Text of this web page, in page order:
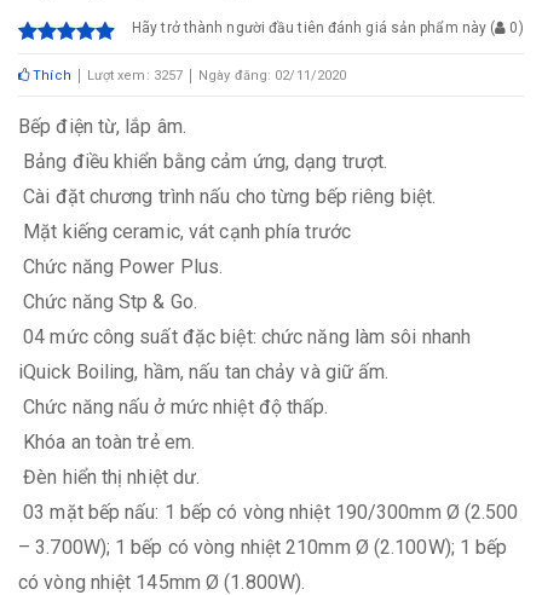
Hãy trở thành người đầu tiên đánh giá sản phẩm này ( 0)
Thích Lượt xem: 3257 Ngày đăng: 02/11/2020
Bếp điện từ, lắp âm.
Bảng điều khiển bằng cảm ứng, dạng trượt.
Cài đặt chương trình nấu cho từng bếp riêng biệt.
Mặt kiếng ceramic, vát cạnh phía trước
Chức năng Power Plus.
Chức năng Stp & Go.
04 mức công suất đặc biệt: chức năng làm sôi nhanh
iQuick Boiling, hầm, nấu tan chảy và giữ ấm.
Chức năng nấu ở mức nhiệt độ thấp.
Khóa an toàn trẻ em.
Đèn hiển thị nhiệt dư.
03 mặt bếp nấu: 1 bếp có vòng nhiệt 190/300mm Ø (2.500
– 3.700W); 1 bếp có vòng nhiệt 210mm Ø (2.100W); 1 bếp
có vòng nhiệt 145mm Ø (1.800W).